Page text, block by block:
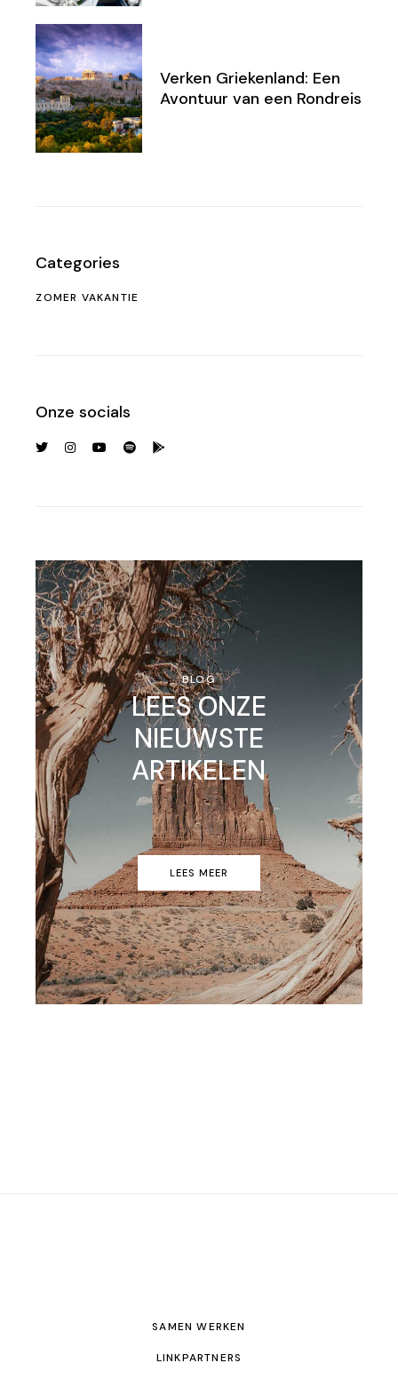
Verken Griekenland: Een
Avontuur van een Rondreis
Categories
ZOMER VAKANTIE
Onze socials
BLOG
LEES ONZE
NIEUWSTE
ARTIKELEN
LEES MEER
SAMEN WERKEN
LINKPARTNERS